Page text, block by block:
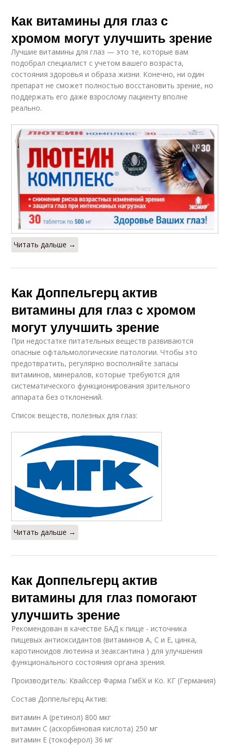
Как витамины для глаз с
хромом могут улучшить зрение
Лучшие витамины для глаз — это те, которые вам
подобрал специалист с учетом вашего возраста,
состояния здоровья и образа жизни. Конечно, ни один
препарат не сможет полностью восстановить зрение, но
поддержать его даже взрослому пациенту вполне
реально.
Читать дальше →
Как Доппельгерц актив
витамины для глаз с хромом
могут улучшить зрение
При недостатке питательных веществ развиваются
опасные офтальмологические патологии. Чтобы это
предотвратить, регулярно восполняйте запасы
витаминов, минералов, которые требуются для
систематического функционирования зрительного
аппарата без отклонений.
Список веществ, полезных для глаз:
Читать дальше →
Как Доппельгерц актив
витамины для глаз помогают
улучшить зрение
Рекомендован в качестве БАД к пище - источника
пищевых антиоксидантов (витаминов А, С и Е, цинка,
каротиноидов лютеина и зеаксантина ) для улучшения
функционального состояния органа зрения.
Производитель: Квайссер Фарма ГмбХ и Ко. КГ (Германия)
Состав Доппельгерц Актив:
витамин А (ретинол) 800 мкг
витамин С (аскорбиновая кислота) 250 мг
витамин Е (токоферол) 36 мг